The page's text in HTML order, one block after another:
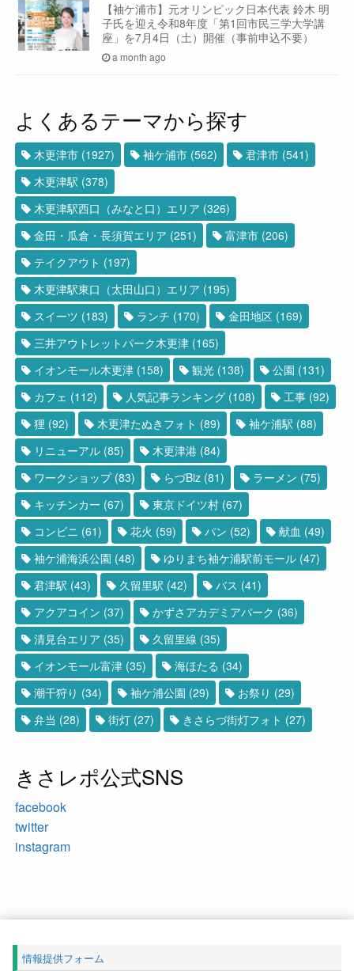
【袖ケ浦市】元オリンピック日本代表 鈴木 明
子氏を迎え令和8年度「第1回市民三学大学講
座」を7月4日（土）開催（事前申込不要）
a month ago
よくあるテーマから探す
木更津市 (1927) 袖ケ浦市 (562) 君津市 (541)
木更津駅 (378)
木更津駅西口（みなと口）エリア (326)
金田・瓜倉・長須賀エリア (251) 富津市 (206)
テイクアウト (197)
木更津駅東口（太田山口）エリア (195)
スイーツ (183) ランチ (170) 金田地区 (169)
三井アウトレットパーク木更津 (165)
イオンモール木更津 (158) 観光 (138) 公園 (131)
カフェ (112) 人気記事ランキング (108) 工事 (92)
狸 (92) 木更津たぬきフォト (89) 袖ケ浦駅 (88)
リニューアル (85) 木更津港 (84)
ワークショップ(83) らづBiz (81) ラーメン (75)
キッチンカー (67) 東京ドイツ村 (67)
コンビニ (61) 花火 (59) パン (52) 献血 (49)
袖ケ浦海浜公園 (48) ゆりまち袖ケ浦駅前モール (47)
君津駅 (43) 久留里駅 (42) バス (41)
アクアコイン (37) かずさアカデミアパーク (36)
清見台エリア (35) 久留里線 (35)
イオンモール富津 (35) 海ほたる (34)
潮干狩り (34) 袖ケ浦公園 (29) お祭り (29)
弁当 (28) 街灯 (27) きさらづ街灯フォト (27)
きさレポ公式SNS
facebook
twitter
instagram
情報提供フォーム